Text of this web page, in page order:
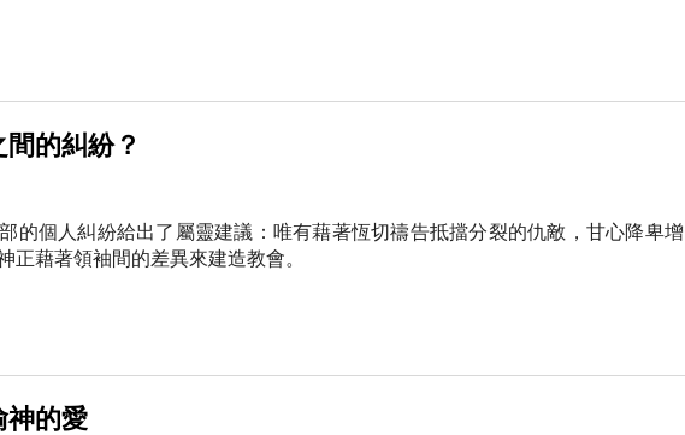
的糾紛？
的個人糾紛給出了屬靈建議：唯有藉著恆切禱告抵擋分裂的仇敵，甘心降卑增
正藉著領袖間的差異來建造教會。
神的愛